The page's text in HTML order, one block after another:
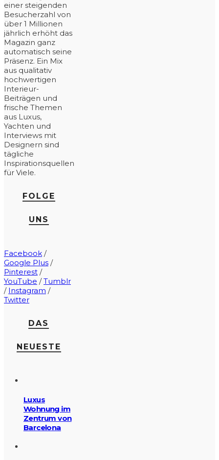
einer steigenden
Besucherzahl von
über 1 Millionen
jährlich erhöht das
Magazin ganz
automatisch seine
Präsenz. Ein Mix
aus qualitativ
hochwertigen
Interieur-
Beiträgen und
frische Themen
aus Luxus,
Yachten und
Interviews mit
Designern sind
tägliche
Inspirationsquellen
für Viele.
FOLGE
UNS
Facebook /
Google Plus /
Pinterest /
YouTube /Tumblr
/ Instagram /
Twitter
DAS
NEUESTE
Luxus
Wohnung im
Zentrum von
Barcelona